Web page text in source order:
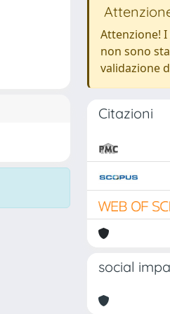
Attenzione!
non sono
validazione
Citazioni
social